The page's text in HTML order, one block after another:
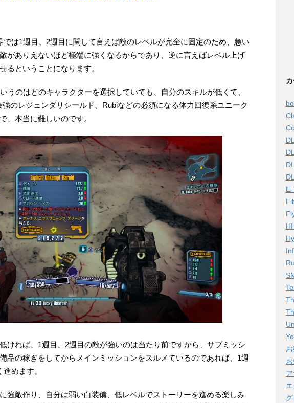
では1週目、2週目に関して言えば敵のレベルが完全に固定のため、急い
がありえないほど極端に強くなるからであり、逆に言えばレベル上げ
るということになります。
うのはどのキャラクターを選択していても、自分のスキルが低くて、
のレジェンダリシールド、Rubiなどの必須になる体力回復系ユニーク
、本当に難しいのです。
ければ、1週目、2週目の敵が強いのは当たり前ですから、サブミッシ
品の稼ぎをしてからメインミッションをスルメているのであれば、1週
めます。
強敵作り、自分は弱い白装備、低レベルでストーリーを進める楽しみ